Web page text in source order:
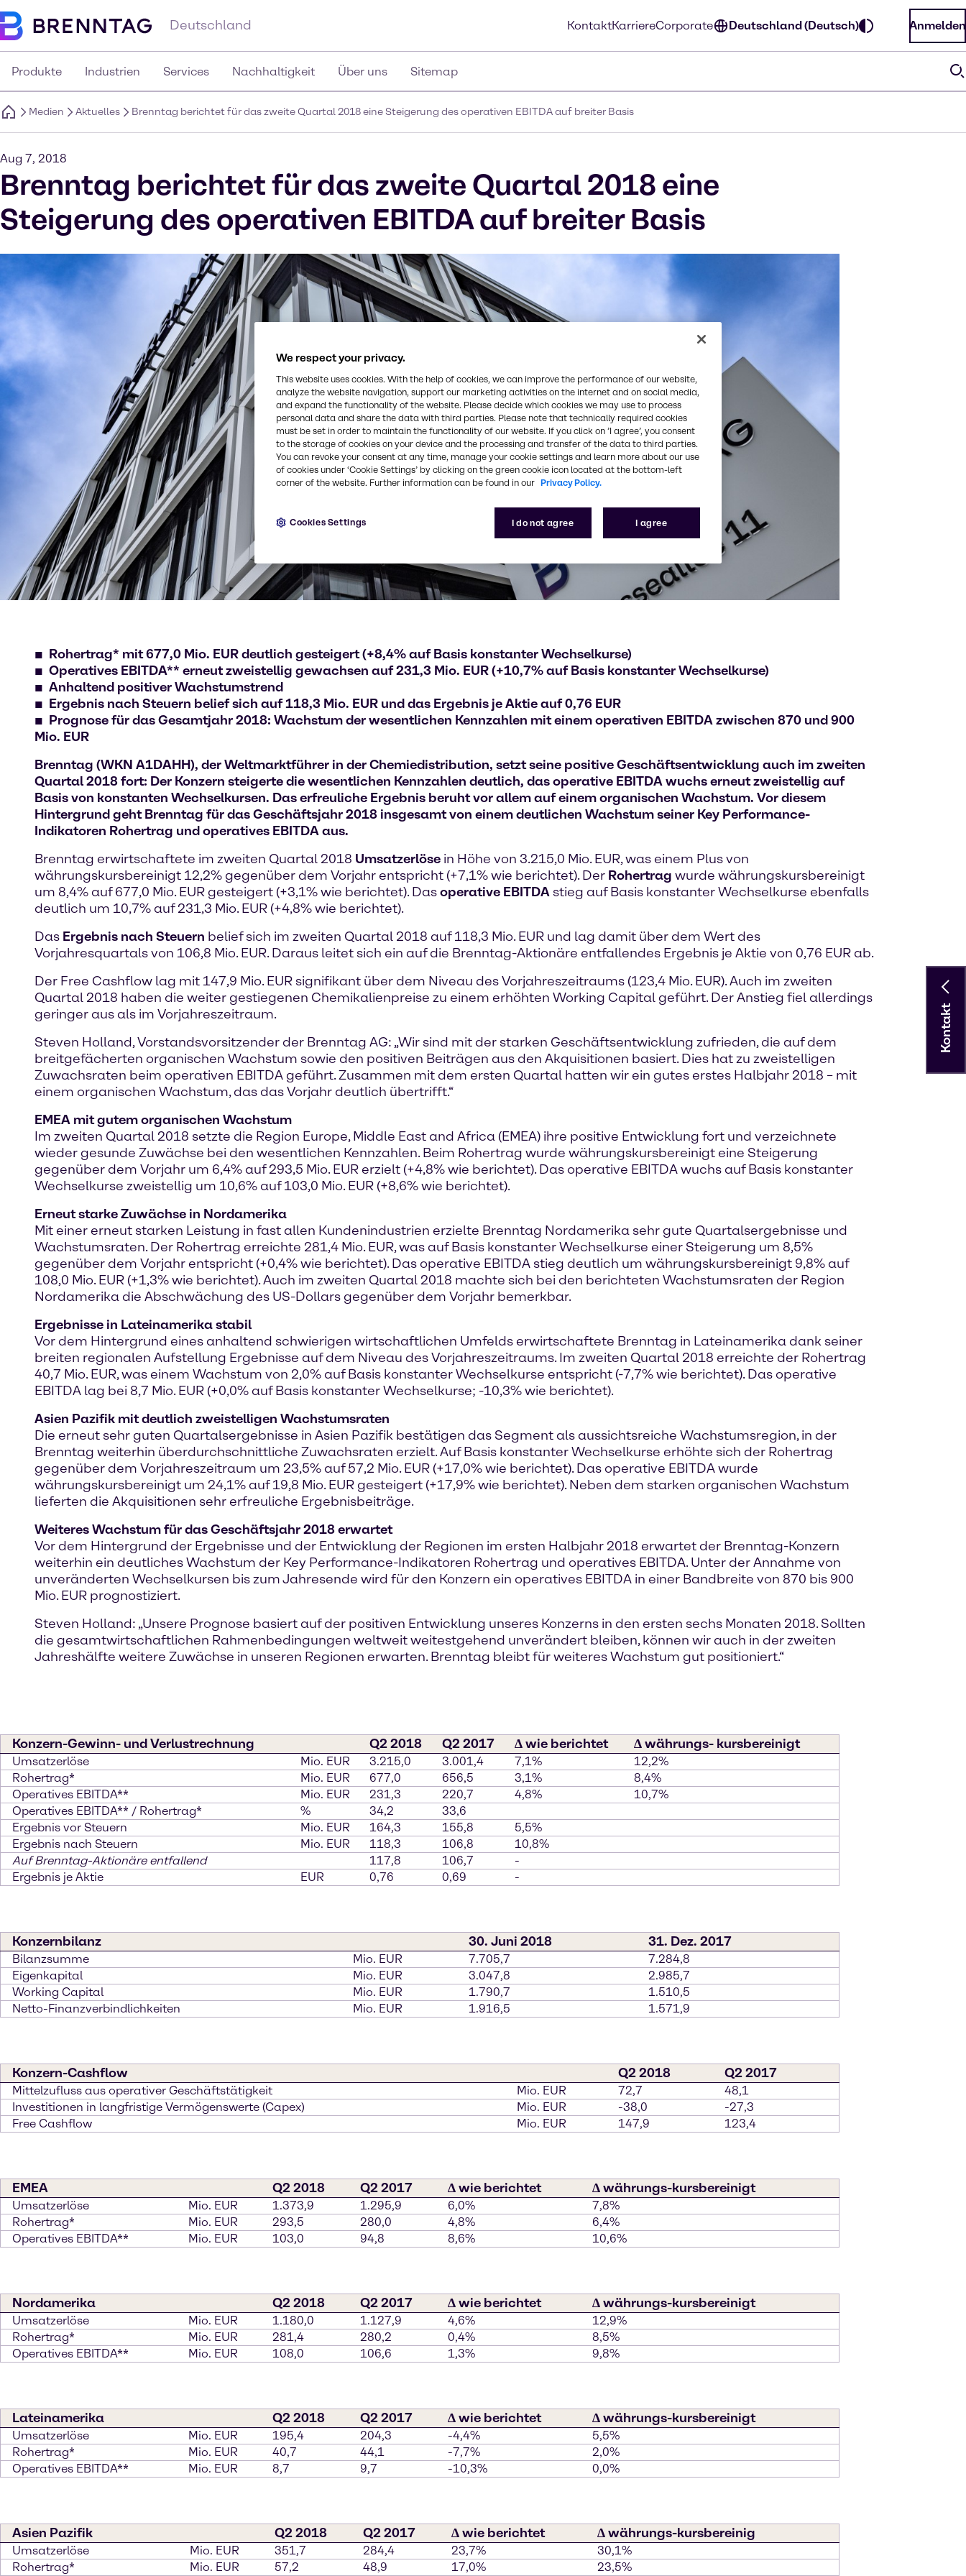
Deutschland KontaktKarriereCorporate Deutschland (Deutsch) Anmelden
Produkte Industrien Services Nachhaltigkeit Über uns Sitemap
Medien Aktuelles Brenntag berichtet für das zweite Quartal 2018 eine Steigerung des operativen EBITDA auf breiter Basis
Aug 7, 2018
Brenntag berichtet für das zweite Quartal 2018 eine
Steigerung des operativen EBITDA auf breiter Basis
Rohertrag* mit 677,0 Mio. EUR deutlich gesteigert (+8,4% auf Basis konstanter Wechselkurse)
Operatives EBITDA** erneut zweistellig gewachsen auf 231,3 Mio. EUR (+10,7% auf Basis konstanter Wechselkurse)
Anhaltend positiver Wachstumstrend
Ergebnis nach Steuern belief sich auf 118,3 Mio. EUR und das Ergebnis je Aktie auf 0,76 EUR
Prognose für das Gesamtjahr 2018: Wachstum der wesentlichen Kennzahlen mit einem operativen EBITDA zwischen 870 und 900
Mio. EUR
Brenntag (WKN A1DAHH), der Weltmarktführer in der Chemiedistribution, setzt seine positive Geschäftsentwicklung auch im zweiten
Quartal 2018 fort: Der Konzern steigerte die wesentlichen Kennzahlen deutlich, das operative EBITDA wuchs erneut zweistellig auf
Basis von konstanten Wechselkursen. Das erfreuliche Ergebnis beruht vor allem auf einem organischen Wachstum. Vor diesem
Hintergrund geht Brenntag für das Geschäftsjahr 2018 insgesamt von einem deutlichen Wachstum seiner Key Performance-
Indikatoren Rohertrag und operatives EBITDA aus.
Brenntag erwirtschaftete im zweiten Quartal 2018 Umsatzerlöse in Höhe von 3.215,0 Mio. EUR, was einem Plus von
währungskursbereinigt 12,2% gegenüber dem Vorjahr entspricht (+7,1% wie berichtet). Der Rohertrag wurde währungskursbereinigt
um 8,4% auf 677,0 Mio. EUR gesteigert (+3,1% wie berichtet). Dasoperative EBITDA stieg auf Basis konstanter Wechselkurse ebenfalls
deutlich um 10,7% auf 231,3 Mio. EUR (+4,8% wie berichtet).
Das Ergebnis nach Steuern belief sich im zweiten Quartal 2018 auf 118,3 Mio. EUR und lag damit über dem Wert des
Vorjahresquartals von 106,8 Mio. EUR. Daraus leitet sich ein auf die Brenntag-Aktionäre entfallendes Ergebnis je Aktie von 0,76 EUR ab.
Der Free Cashflow lag mit 147,9 Mio. EUR signifikant über dem Niveau des Vorjahreszeitraums (123,4 Mio. EUR). Auch im zweiten
Quartal 2018 haben die weiter gestiegenen Chemikalienpreise zu einem erhöhten Working Capital geführt. Der Anstieg fiel allerdings
geringer aus als im Vorjahreszeitraum.
Steven Holland, Vorstandsvorsitzender der Brenntag AG: „Wir sind mit der starken Geschäftsentwicklung zufrieden, die auf dem
breitgefächerten organischen Wachstum sowie den positiven Beiträgen aus den Akquisitionen basiert. Dies hat zu zweistelligen
Zuwachsraten beim operativen EBITDA geführt. Zusammen mit dem ersten Quartal hatten wir ein gutes erstes Halbjahr 2018 – mit
einem organischen Wachstum, das das Vorjahr deutlich übertrifft.“
EMEA mit gutem organischen Wachstum
Im zweiten Quartal 2018 setzte die Region Europe, Middle East and Africa (EMEA) ihre positive Entwicklung fort und verzeichnete
wieder gesunde Zuwächse bei den wesentlichen Kennzahlen. Beim Rohertrag wurde währungskursbereinigt eine Steigerung
gegenüber dem Vorjahr um 6,4% auf 293,5 Mio. EUR erzielt (+4,8% wie berichtet). Das operative EBITDA wuchs auf Basis konstanter
Wechselkurse zweistellig um 10,6% auf 103,0 Mio. EUR (+8,6% wie berichtet).
Erneut starke Zuwächse in Nordamerika
Mit einer erneut starken Leistung in fast allen Kundenindustrien erzielte Brenntag Nordamerika sehr gute Quartalsergebnisse und
Wachstumsraten. Der Rohertrag erreichte 281,4 Mio. EUR, was auf Basis konstanter Wechselkurse einer Steigerung um 8,5%
gegenüber dem Vorjahr entspricht (+0,4% wie berichtet). Das operative EBITDA stieg deutlich um währungskursbereinigt 9,8% auf
108,0 Mio. EUR (+1,3% wie berichtet). Auch im zweiten Quartal 2018 machte sich bei den berichteten Wachstumsraten der Region
Nordamerika die Abschwächung des US-Dollars gegenüber dem Vorjahr bemerkbar.
Ergebnisse in Lateinamerika stabil
Vor dem Hintergrund eines anhaltend schwierigen wirtschaftlichen Umfelds erwirtschaftete Brenntag in Lateinamerika dank seiner
breiten regionalen Aufstellung Ergebnisse auf dem Niveau des Vorjahreszeitraums. Im zweiten Quartal 2018 erreichte der Rohertrag
40,7 Mio. EUR, was einem Wachstum von 2,0% auf Basis konstanter Wechselkurse entspricht (-7,7% wie berichtet). Das operative
EBITDA lag bei 8,7 Mio. EUR (+0,0% auf Basis konstanter Wechselkurse; -10,3% wie berichtet).
Asien Pazifik mit deutlich zweistelligen Wachstumsraten
Die erneut sehr guten Quartalsergebnisse in Asien Pazifik bestätigen das Segment als aussichtsreiche Wachstumsregion, in der
Brenntag weiterhin überdurchschnittliche Zuwachsraten erzielt. Auf Basis konstanter Wechselkurse erhöhte sich der Rohertrag
gegenüber dem Vorjahreszeitraum um 23,5% auf 57,2 Mio. EUR (+17,0% wie berichtet). Das operative EBITDA wurde
währungskursbereinigt um 24,1% auf 19,8 Mio. EUR gesteigert (+17,9% wie berichtet). Neben dem starken organischen Wachstum
lieferten die Akquisitionen sehr erfreuliche Ergebnisbeiträge.
Weiteres Wachstum für das Geschäftsjahr 2018 erwartet
Vor dem Hintergrund der Ergebnisse und der Entwicklung der Regionen im ersten Halbjahr 2018 erwartet der Brenntag-Konzern
weiterhin ein deutliches Wachstum der Key Performance-Indikatoren Rohertrag und operatives EBITDA. Unter der Annahme von
unveränderten Wechselkursen bis zum Jahresende wird für den Konzern ein operatives EBITDA in einer Bandbreite von 870 bis 900
Mio. EUR prognostiziert.
Steven Holland: „Unsere Prognose basiert auf der positiven Entwicklung unseres Konzerns in den ersten sechs Monaten 2018. Sollten
die gesamtwirtschaftlichen Rahmenbedingungen weltweit weitestgehend unverändert bleiben, können wir auch in der zweiten
Jahreshälfte weitere Zuwächse in unseren Regionen erwarten. Brenntag bleibt für weiteres Wachstum gut positioniert.“
Konzern-Gewinn- und Verlustrechnung Q2 2018 Q2 2017 ∆ wie berichtet ∆ währungs- kursbereinigt
Umsatzerlöse Mio. EUR 3.215,0 3.001,4 7,1%
12,2%
Rohertrag*
Mio. EUR 677,0 656,5 3,1%
8,4%
Operatives EBITDA**
Mio. EUR 231,3 220,7 4,8%
10,7%
Operatives EBITDA** / Rohertrag*
% 34,2
33,6
Ergebnis vor Steuern
Mio. EUR 164,3 155,8
5,5%
Ergebnis nach Steuern
Mio. EUR 118,3 106,8
10,8%
Auf Brenntag-Aktionäre entfallend
117,8 106,7
-
Ergebnis je Aktie
EUR 0,76 0,69 -
Konzernbilanz 30. Juni 2018 31. Dez. 2017
Bilanzsumme Mio. EUR 7.705,7
7.284,8
Eigenkapital
Mio. EUR 3.047,8
2.985,7
Working Capital
Mio. EUR 1.790,7
1.510,5
Netto-Finanzverbindlichkeiten
Mio. EUR 1.916,5 1.571,9
Konzern-Cashflow Q2 2018 Q2 2017
Mittelzufluss aus operativer Geschäftstätigkeit Mio. EUR 72,7
48,1
Investitionen in langfristige Vermögenswerte (Capex)
Mio. EUR -38,0
-27,3
Free Cashflow
Mio. EUR 147,9 123,4
EMEA Q2 2018 Q2 2017 ∆ wie berichtet ∆ währungs-kursbereinigt
Umsatzerlöse Mio. EUR 1.373,9 1.295,9 6,0%
7,8%
Rohertrag*
Mio. EUR 293,5 280,0 4,8%
6,4%
Operatives EBITDA**
Mio. EUR 103,0 94,8 8,6% 10,6%
Nordamerika Q2 2018 Q2 2017 ∆ wie berichtet ∆ währungs-kursbereinigt
Umsatzerlöse Mio. EUR 1.180,0 1.127,9 4,6%
12,9%
Rohertrag*
Mio. EUR 281,4 280,2 0,4%
8,5%
Operatives EBITDA**
Mio. EUR 108,0 106,6 1,3% 9,8%
Lateinamerika Q2 2018 Q2 2017 ∆ wie berichtet ∆ währungs-kursbereinigt
Umsatzerlöse Mio. EUR 195,4 204,3 -4,4%
5,5%
Rohertrag*
Mio. EUR 40,7 44,1 -7,7%
2,0%
Operatives EBITDA**
Mio. EUR 8,7 9,7 -10,3% 0,0%
Asien Pazifik Q2 2018 Q2 2017 ∆ wie berichtet ∆ währungs-kursbereinig
Umsatzerlöse Mio. EUR 351,7 284,4 23,7%
30,1%
Rohertrag*
Mio. EUR 57,2 48,9 17,0% 23,5%
Kontakt
We respect your privacy.
This website uses cookies. With the help of cookies, we can improve the performance of our website,
analyze the website navigation, support our marketing activities on the internet and on social media,
and expand the functionality of the website. Please decide which cookies we may use to process
personal data and share the data with third parties. Please note that technically required cookies
must be set in order to maintain the functionality of our website. If you click on ’I agree’, you consent
to the storage of cookies on your device and the processing and transfer of the data to third parties.
You can revoke your consent at any time, manage your cookie settings and learn more about our use
of cookies under ‘Cookie Settings’ by clicking on the green cookie icon located at the bottom-left
corner of the website. Further information can be found in our Privacy Policy.
I do not agree I agree
Cookies Settings